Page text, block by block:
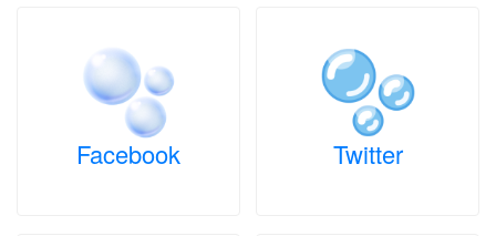
Facebook Twitter